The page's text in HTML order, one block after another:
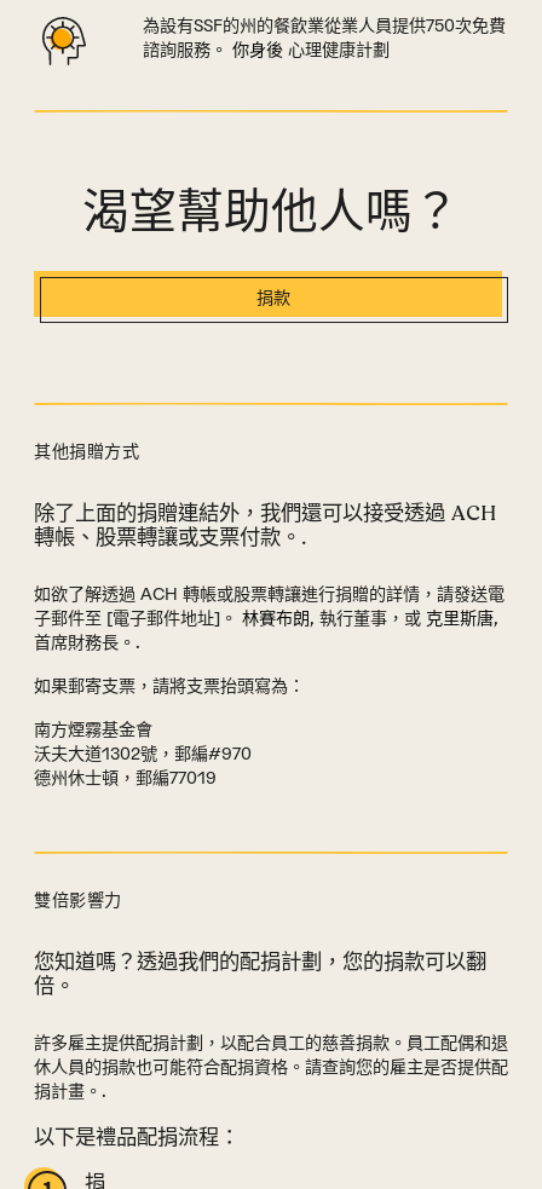
為設有SSF的州的餐飲業從業人員提供750次免費
諮詢服務。你身後 心理健康計劃
渴望幫助他人嗎？
捐款
其他捐贈方式
其他捐贈方式部分
除了上面的捐贈連結外，我們還可以接受透過 ACH
轉帳、股票轉讓或支票付款。.
如欲了解透過 ACH 轉帳或股票轉讓進行捐贈的詳情，請發送電
子郵件至 [電子郵件地址]。 林賽布朗, 執行董事，或 克里斯唐,
首席財務長。.
如果郵寄支票，請將支票抬頭寫為：
南方煙霧基金會
沃夫大道1302號，郵編#970
德州休士頓，郵編77019
雙倍影響力
雙倍影響力部分
您知道嗎？透過我們的配捐計劃，您的捐款可以翻
倍。
許多雇主提供配捐計劃，以配合員工的慈善捐款。員工配偶和退
休人員的捐款也可能符合配捐資格。請查詢您的雇主是否提供配
捐計畫。.
以下是禮品配捐流程：
捐